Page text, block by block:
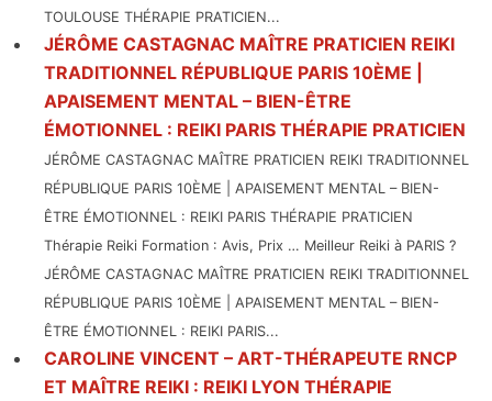
TOULOUSE THÉRAPIE PRATICIEN...
JÉRÔME CASTAGNAC MAÎTRE PRATICIEN REIKI
TRADITIONNEL RÉPUBLIQUE PARIS 10ÈME |
APAISEMENT MENTAL – BIEN-ÊTRE
ÉMOTIONNEL : REIKI PARIS THÉRAPIE PRATICIEN
JÉRÔME CASTAGNAC MAÎTRE PRATICIEN REIKI TRADITIONNEL
RÉPUBLIQUE PARIS 10ÈME | APAISEMENT MENTAL – BIEN-
ÊTRE ÉMOTIONNEL : REIKI PARIS THÉRAPIE PRATICIEN
Thérapie Reiki Formation : Avis, Prix … Meilleur Reiki à PARIS ?
JÉRÔME CASTAGNAC MAÎTRE PRATICIEN REIKI TRADITIONNEL
RÉPUBLIQUE PARIS 10ÈME | APAISEMENT MENTAL – BIEN-
ÊTRE ÉMOTIONNEL : REIKI PARIS...
CAROLINE VINCENT – ART-THÉRAPEUTE RNCP
ET MAÎTRE REIKI : REIKI LYON THÉRAPIE